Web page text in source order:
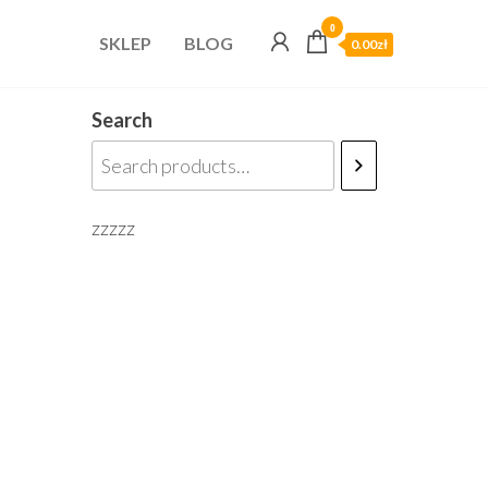
SKLEP BLOG
0
0.00zł
Search
zzzzz